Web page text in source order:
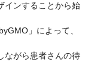
インすることから始
」によって、
ながら患者さんの待